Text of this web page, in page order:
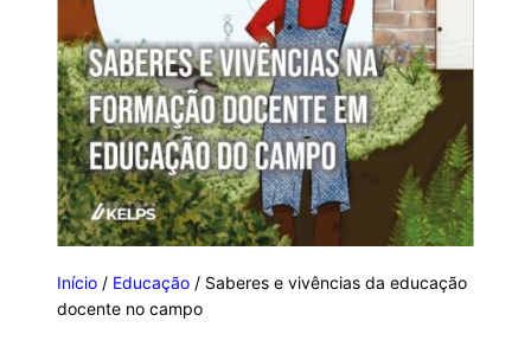
Início / Educação / Saberes e vivências da educação
docente no campo